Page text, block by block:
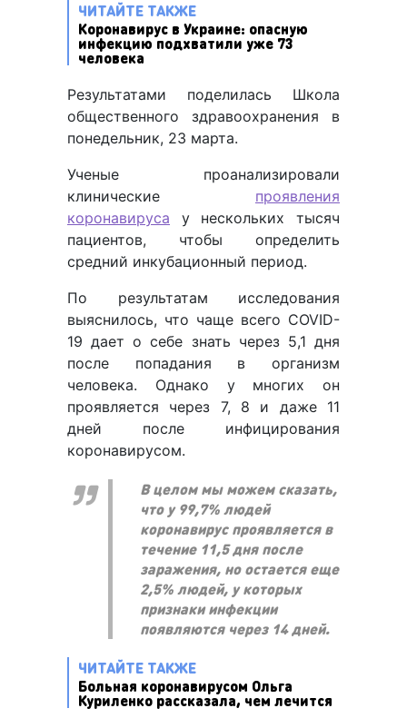
ЧИТАЙТЕ ТАКЖЕ
Коронавирус в Украине: опасную
инфекцию подхватили уже 73
человека
Результатами поделилась Школа
общественного здравоохранения в
понедельник, 23 марта.
Ученые проанализировали
клинические проявления
коронавируса у нескольких тысяч
пациентов, чтобы определить
средний инкубационный период.
По результатам исследования
выяснилось, что чаще всего COVID-
19 дает о себе знать через 5,1 дня
после попадания в организм
человека. Однако у многих он
проявляется через 7, 8 и даже 11
дней после инфицирования
коронавирусом.
В целом мы можем сказать,
что у 99,7% людей
коронавирус проявляется в
течение 11,5 дня после
заражения, но остается еще
2,5% людей, у которых
признаки инфекции
появляются через 14 дней.
ЧИТАЙТЕ ТАКЖЕ
Больная коронавирусом Ольга
Куриленко рассказала, чем лечится